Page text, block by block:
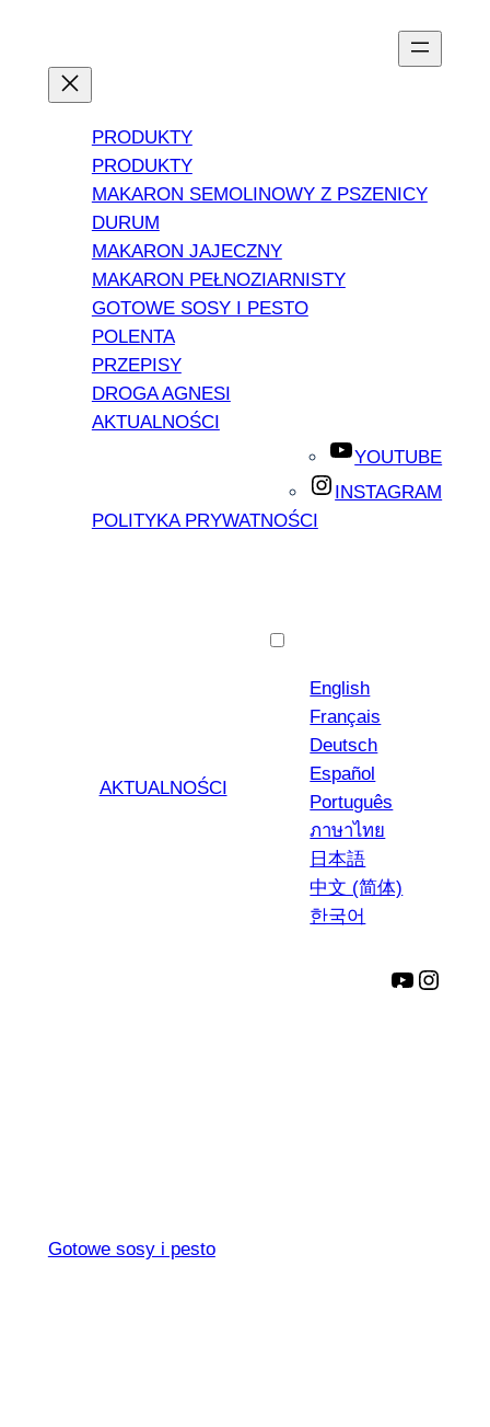
PRODUKTY
PRODUKTY
MAKARON SEMOLINOWY Z PSZENICY
DURUM
MAKARON JAJECZNY
MAKARON PEŁNOZIARNISTY
GOTOWE SOSY I PESTO
POLENTA
PRZEPISY
DROGA AGNESI
AKTUALNOŚCI
YOUTUBE
INSTAGRAM
POLITYKA PRYWATNOŚCI
AKTUALNOŚCI
English
Français
Deutsch
Español
Português
ภาษาไทย
日本語
中文 (简体)
한국어
YouTube
Gotowe sosy i pesto